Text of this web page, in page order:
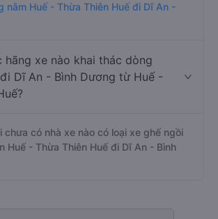
nằm Huế - Thừa Thiên Huế đi Dĩ An -
hãng xe nào khai thác dòng
Dĩ An - Bình Dương từ Huế -
chưa có nhà xe nào có loại xe ghế ngồi
Huế - Thừa Thiên Huế đi Dĩ An - Bình